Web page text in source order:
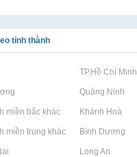
tỉnh thành
Rao vặt tại TP.Hồ Chí Minh
Rao vặt tại Quảng Ninh
miền bắc khácRao vặt tại Khánh Hoà
miền trung khácRao vặt tại Bình Dương
Rao vặt tại Long An